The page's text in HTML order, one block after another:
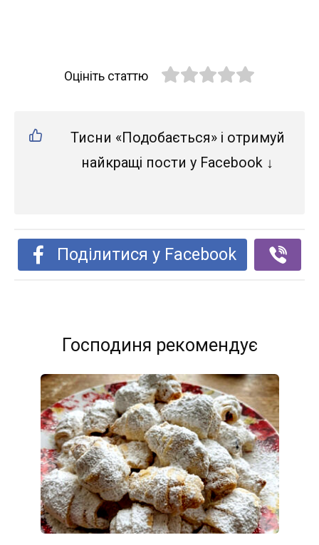
Оцініть статтю
Тисни «Подобається» і отримуй
найкращі пости у Facebook ↓
Поділитися у Facebook
Господиня рекомендує